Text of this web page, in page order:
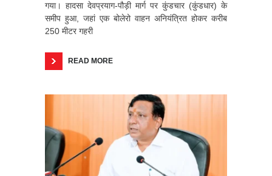
गया। हादसा देवप्रयाग-पौड़ी मार्ग पर कुंडचार (कुंडधार) के
समीप हुआ, जहां एक बोलेरो वाहन अनियंत्रित होकर करीब
250 मीटर गहरी
READ MORE